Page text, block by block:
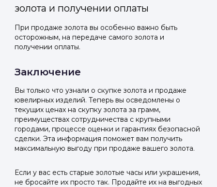
золота и получении оплаты
При продаже золота вы особенно важно быть
осторожным, на передаче самого золота и
получении оплаты.
Заключение
Вы только что узнали о скупке золота и продаже
ювелирных изделий. Теперь вы осведомлены о
текущих ценах на скупку золота за грамм,
преимуществах сотрудничества с крупными
городами, процессе оценки и гарантиях безопасной
сделки. Эта информация поможет вам получить
максимальную выгоду при продаже вашего золота.
Если у вас есть старые золотые часы или украшения,
не бросайте их просто так. Продайте их на выгодных